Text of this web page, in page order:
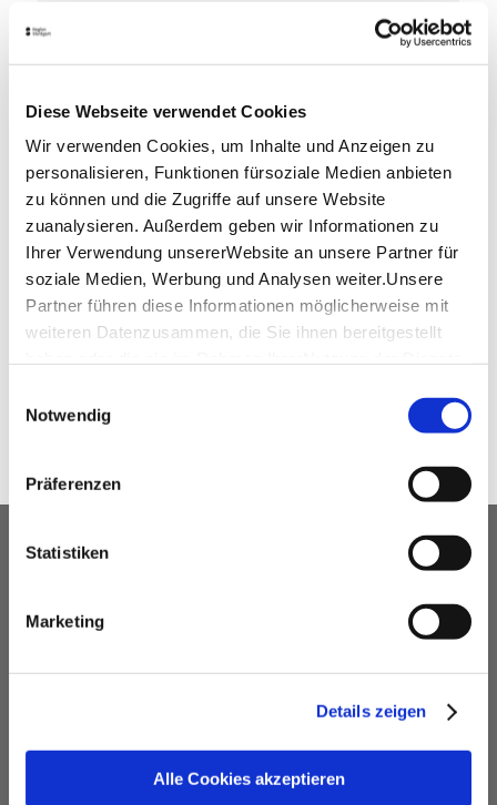
Diese Webseite verwendet Cookies
Wir verwenden Cookies, um Inhalte und Anzeigen zu
personalisieren, Funktionen fürsoziale Medien anbieten
zu können und die Zugriffe auf unsere Website
zuanalysieren. Außerdem geben wir Informationen zu
Ihrer Verwendung unsererWebsite an unsere Partner für
soziale Medien, Werbung und Analysen weiter.Unsere
Partner führen diese Informationen möglicherweise mit
weiteren Datenzusammen, die Sie ihnen bereitgestellt
Impressum
Notwendig
Präferenzen
Statistiken
Marketing
Details zeigen
Alle Cookies akzeptieren
hausdestourismus.de
downloads
MEETING³ floor plan(PDF, 176.45 KB)
OUR SERVICE FOR EVENT
free advice
Contacting and coordinating venues &